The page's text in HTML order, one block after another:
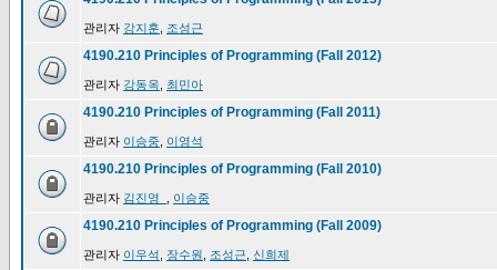
관리자 강지훈 조성근
4190.210 Principles of Programming (Fall 2012)
관리자 강동옥 최민아
4190.210 Principles of Programming (Fall 2011)
관리자 이승중 이영석
4190.210 Principles of Programming (Fall 2010)
관리자 김진영_ 이승중
4190.210 Principles of Programming (Fall 2009)
관리자 이우석 장수원 조성근 신희제